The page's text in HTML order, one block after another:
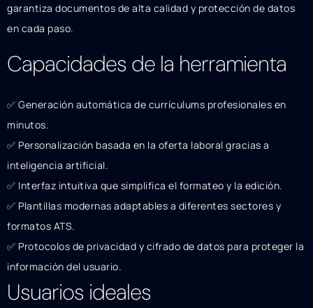
garantiza documentos de alta calidad y protección de datos
en cada paso.
Capacidades de la herramienta
✅ Generación automática de currículums profesionales en
minutos.
✅ Personalización basada en la oferta laboral gracias a
inteligencia artificial.
✅ Interfaz intuitiva que simplifica el formateo y la edición.
✅ Plantillas modernas adaptables a diferentes sectores y
formatos ATS.
✅ Protocolos de privacidad y cifrado de datos para proteger la
información del usuario.
Usuarios ideales